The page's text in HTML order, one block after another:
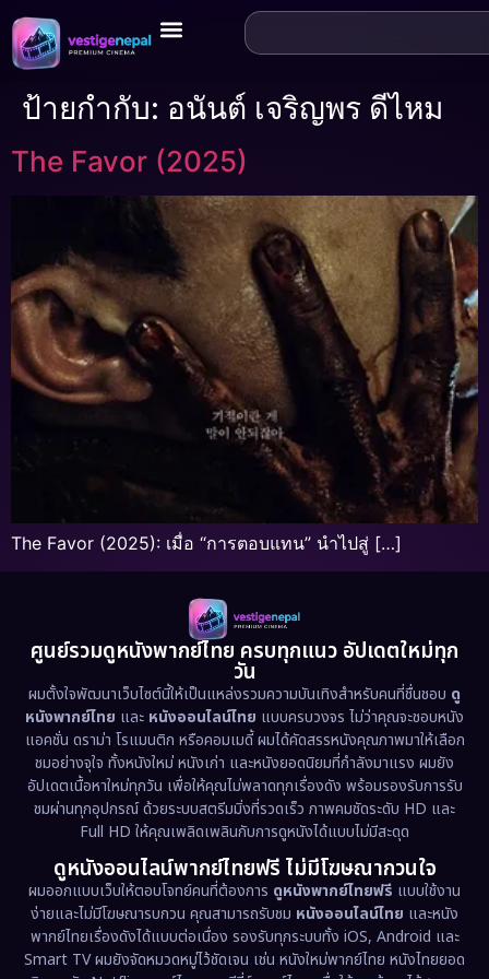
ป้ายกำกับ: อนันต์ เจริญพร ดีไหม
The Favor (2025)
The Favor (2025): เมื่อ “การตอบแทน” นำไปสู่ […]
ศูนย์รวมดูหนังพากย์ไทย ครบทุกแนว อัปเดตใหม่ทุก
วัน
ผมตั้งใจพัฒนาเว็บไซต์นี้ให้เป็นแหล่งรวมความบันเทิงสำหรับคนที่ชื่นชอบ ดู
หนังพากย์ไทย และ หนังออนไลน์ไทย แบบครบวงจร ไม่ว่าคุณจะชอบหนัง
แอคชั่น ดราม่า โรแมนติก หรือคอมเมดี้ ผมได้คัดสรรหนังคุณภาพมาให้เลือก
ชมอย่างจุใจ ทั้งหนังใหม่ หนังเก่า และหนังยอดนิยมที่กำลังมาแรง ผมยัง
อัปเดตเนื้อหาใหม่ทุกวัน เพื่อให้คุณไม่พลาดทุกเรื่องดัง พร้อมรองรับการรับ
ชมผ่านทุกอุปกรณ์ ด้วยระบบสตรีมมิ่งที่รวดเร็ว ภาพคมชัดระดับ HD และ
Full HD ให้คุณเพลิดเพลินกับการดูหนังได้แบบไม่มีสะดุด
ดูหนังออนไลน์พากย์ไทยฟรี ไม่มีโฆษณากวนใจ
ผมออกแบบเว็บให้ตอบโจทย์คนที่ต้องการ ดูหนังพากย์ไทยฟรี แบบใช้งาน
ง่ายและไม่มีโฆษณารบกวน คุณสามารถรับชม หนังออนไลน์ไทย และหนัง
พากย์ไทยเรื่องดังได้แบบต่อเนื่อง รองรับทุกระบบทั้ง iOS, Android และ
Smart TV ผมยังจัดหมวดหมู่ไว้ชัดเจน เช่น หนังใหม่พากย์ไทย หนังไทยยอด